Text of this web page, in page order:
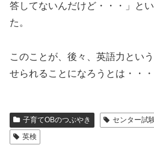
答してないんだけど・・・」と
た。
このことが、後々、英語力とい
せられることになろうとは・・・
子育てOBのつぶやき センター試
英検